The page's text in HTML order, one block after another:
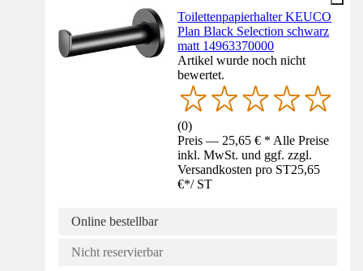
Toilettenpapierhalter KEUCO
Plan Black Selection schwarz
matt 14963370000
Artikel wurde noch nicht
bewertet.
(0)
Preis — 25,65 € * Alle Preise
inkl. MwSt. und ggf. zzgl.
Versandkosten pro ST25,65
€*/ ST
Online bestellbar
Nicht reservierbar